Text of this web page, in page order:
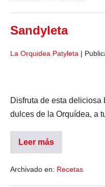
Sandyleta
La Orquidea Patyleta |
Disfruta de esta
dulces de la Orquídea, a
Leer más
Archivado en: Recetas